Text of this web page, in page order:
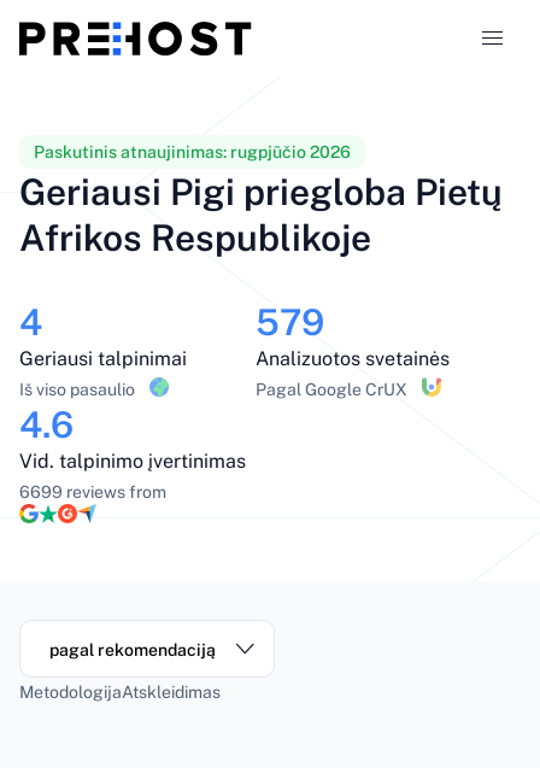
Palyginimai
LT
Paskutinis atnaujinimas: rugpjūčio 2026
Geriausi Pigi priegloba Pietų
Afrikos Respublikoje
4
Geriausi talpinimai
Iš viso pasaulio
579
Analizuotos svetainės
Pagal Google CrUX
4.6
Vid. talpinimo įvertinimas
6699 reviews from
pagal rekomendaciją
MetodologijaAtskleidimas